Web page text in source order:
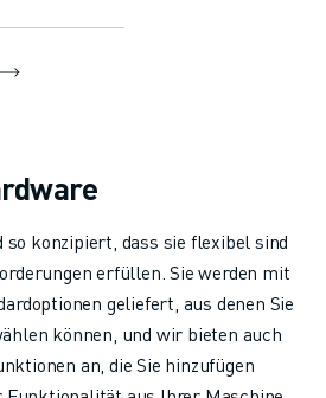
so konzipiert, dass sie flexibel sind
erfüllen. Sie werden mit
geliefert, aus denen Sie
können, und wir bieten auch
an, die Sie hinzufügen